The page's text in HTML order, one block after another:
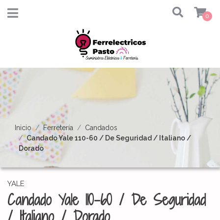
0
Inicio Ferretería
Candados
Candado Yale 110-60 / De Seguridad / Italiano /
Dorado
YALE
Candado Yale 110-60 / De Seguridad